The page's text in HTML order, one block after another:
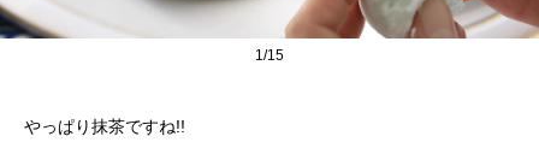
1/15
やっぱり抹茶ですね!!